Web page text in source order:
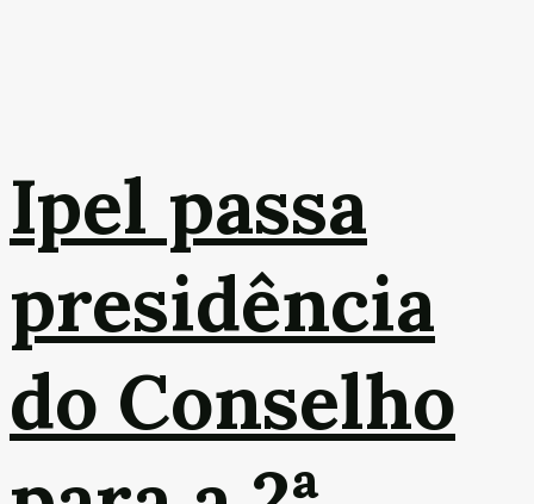
Ipel passa
presidência
do Conselho